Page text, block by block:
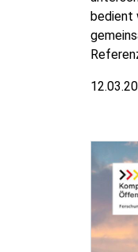
bedient